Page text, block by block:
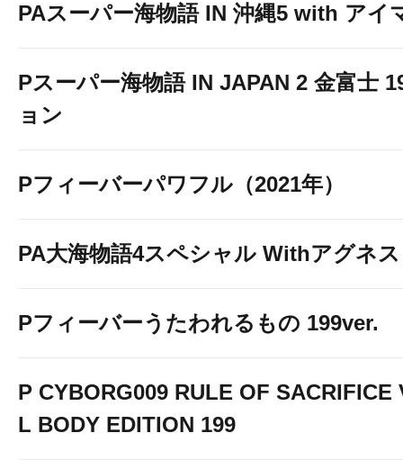
PAスーパー海物語 IN 沖縄5 with アイ
Pスーパー海物語 IN JAPAN 2 金富士
ョン
Pフィーバーパワフル（2021年）
PA大海物語4スペシャル Withアグネ
Pフィーバーうたわれるもの 199ver.
P CYBORG009 RULE OF SACRIFICE
L BODY EDITION 199